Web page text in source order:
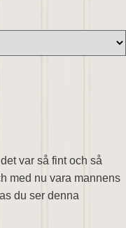
var så fint och så
med nu vara mannens
du ser denna